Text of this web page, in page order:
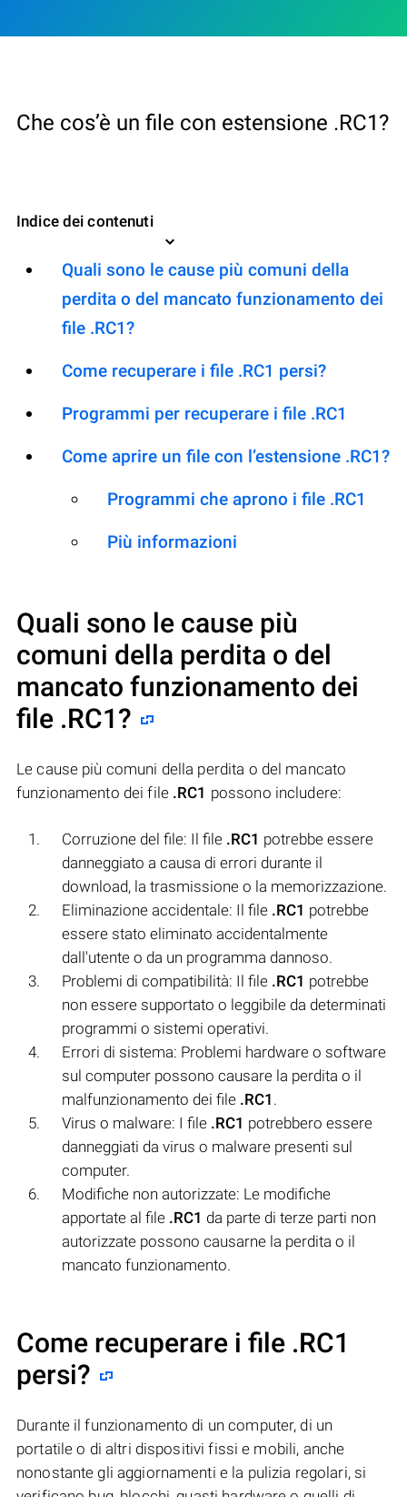
Che cos’è un file con estensione .RC1?
Indice dei contenuti
Quali sono le cause più comuni della
perdita o del mancato funzionamento dei
file .RC1?
Come recuperare i file .RC1 persi?
Programmi per recuperare i file .RC1
Come aprire un file con l’estensione .RC1?
Programmi che aprono i file .RC1
Più informazioni
Quali sono le cause più
comuni della perdita o del
mancato funzionamento dei
file .RC1?
Le cause più comuni della perdita o del mancato
funzionamento dei file .RC1 possono includere:
Corruzione del file: Il file .RC1 potrebbe essere
danneggiato a causa di errori durante il
download, la trasmissione o la memorizzazione.
Eliminazione accidentale: Il file .RC1 potrebbe
essere stato eliminato accidentalmente
dall'utente o da un programma dannoso.
Problemi di compatibilità: Il file .RC1 potrebbe
non essere supportato o leggibile da determinati
programmi o sistemi operativi.
Errori di sistema: Problemi hardware o software
sul computer possono causare la perdita o il
malfunzionamento dei file .RC1 .
Virus o malware: I file .RC1 potrebbero essere
danneggiati da virus o malware presenti sul
computer.
Modifiche non autorizzate: Le modifiche
apportate al file .RC1 da parte di terze parti non
autorizzate possono causarne la perdita o il
mancato funzionamento.
Come recuperare i file .RC1
persi?
Durante il funzionamento di un computer, di un
portatile o di altri dispositivi fissi e mobili, anche
nonostante gli aggiornamenti e la pulizia regolari, si